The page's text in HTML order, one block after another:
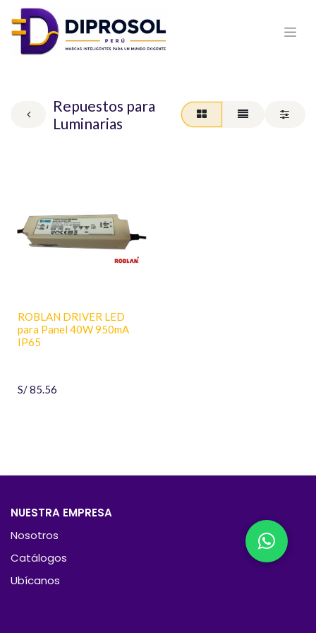
Repuestos para
Luminarias
ROBLAN DRIVER LED
para Panel 40W 950mA
IP65
S/85.56
NUESTRA EMPRESA
Nosotros
Catálogos
Ubícanos